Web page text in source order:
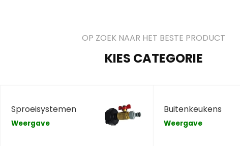
OP ZOEK NAAR HET BESTE PRODUCT
KIES CATEGORIE
Sproeisystemen
Weergave
Buitenkeukens
Weergave